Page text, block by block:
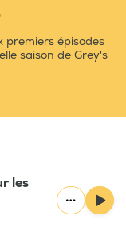
premiers épisodes
saison de Grey's
les